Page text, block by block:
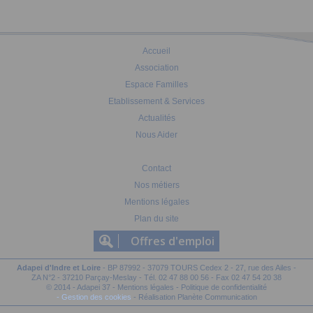
Accueil
Association
Espace Familles
Etablissement & Services
Actualités
Nous Aider
Contact
Nos métiers
Mentions légales
Plan du site
Offres d'emploi
Adapei d'Indre et Loire - BP 87992 - 37079 TOURS Cedex 2 - 27, rue des Ailes -
ZA N°2 - 37210 Parçay-Meslay - Tél. 02 47 88 00 56 - Fax 02 47 54 20 38
© 2014 - Adapei 37 - Mentions légales - Politique de confidentialité
- Gestion des cookies - Réalisation Planète Communication